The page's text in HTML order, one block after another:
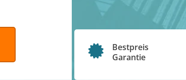
Bestpreis
Garantie